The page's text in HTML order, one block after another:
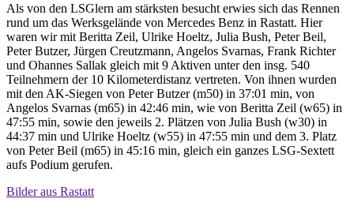
Als von den LSGlern am stärksten besucht erwies sich das Rennen
rund um das Werksgelände von Mercedes Benz in Rastatt. Hier
waren wir mit Beritta Zeil, Ulrike Hoeltz, Julia Bush, Peter Beil,
Peter Butzer, Jürgen Creutzmann, Angelos Svarnas, Frank Richter
und Ohannes Sallak gleich mit 9 Aktiven unter den insg. 540
Teilnehmern der 10 Kilometerdistanz vertreten. Von ihnen wurden
mit den AK-Siegen von Peter Butzer (m50) in 37:01 min, von
Angelos Svarnas (m65) in 42:46 min, wie von Beritta Zeil (w65) in
47:55 min, sowie den jeweils 2. Plätzen von Julia Bush (w30) in
44:37 min und Ulrike Hoeltz (w55) in 47:55 min und dem 3. Platz
von Peter Beil (m65) in 45:16 min, gleich ein ganzes LSG-Sextett
aufs Podium gerufen.
Bilder aus Rastatt